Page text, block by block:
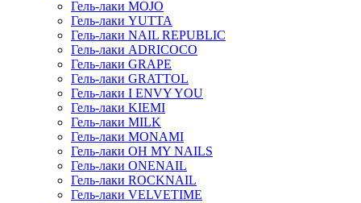
Гель-лаки MOJO
Гель-лаки YUTTA
Гель-лаки NAIL REPUBLIC
Гель-лаки ADRICOCO
Гель-лаки GRAPE
Гель-лаки GRATTOL
Гель-лаки I ENVY YOU
Гель-лаки KIEMI
Гель-лаки MILK
Гель-лаки MONAMI
Гель-лаки OH MY NAILS
Гель-лаки ONENAIL
Гель-лаки ROCKNAIL
Гель-лаки VELVETIME